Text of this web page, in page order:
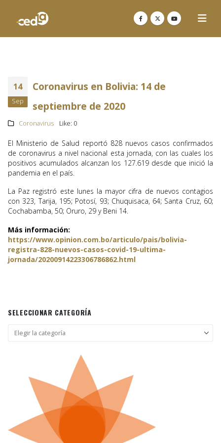
14
Sep
Coronavirus en Bolivia: 14 de
septiembre de 2020
Coronavirus Like: 0
El Ministerio de Salud reportó 828 nuevos casos confirmados
de coronavirus a nivel nacional esta jornada, con las cuales los
positivos acumulados alcanzan los 127.619 desde que inició la
pandemia en el país.
La Paz registró este lunes la mayor cifra de nuevos contagios
con 323, Tarija, 195; Potosí, 93; Chuquisaca, 64; Santa Cruz, 60;
Cochabamba, 50; Oruro, 29 y Beni 14.
Más información:
https://www.opinion.com.bo/articulo/pais/bolivia-
registra-828-nuevos-casos-covid-19-ultima-
jornada/20200914223306786862.html
SELECCIONAR CATEGORÍA
Seleccionar
categoría